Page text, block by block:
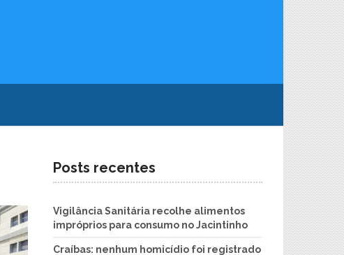
Posts recentes
Vigilância Sanitária recolhe alimentos
impróprios para consumo no Jacintinho
Craíbas: nenhum homicídio foi registrado